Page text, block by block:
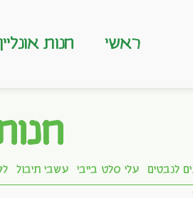
ראשי חנות אונליין
לנבטים עלי סלט בייבי עשבי תיבול